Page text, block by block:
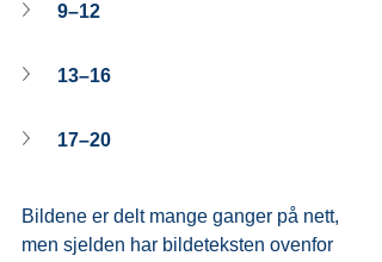
9–12
13–16
17–20
Bildene er delt mange ganger på nett,
men sjelden har bildeteksten ovenfor